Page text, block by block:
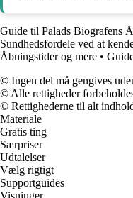
Guide til Palads Biografens
Sundhedsfordele ved at
Åbningstider og mere •
© Ingen del må gengives
© Alle rettigheder
© Rettighederne til alt
Materiale
Gratis ting
Særpriser
Udtalelser
Vælg rigtigt
Supportguides